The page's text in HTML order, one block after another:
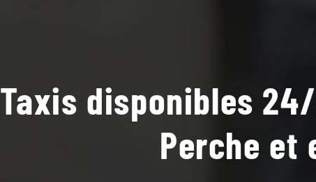
Taxis disponibles
Perche et